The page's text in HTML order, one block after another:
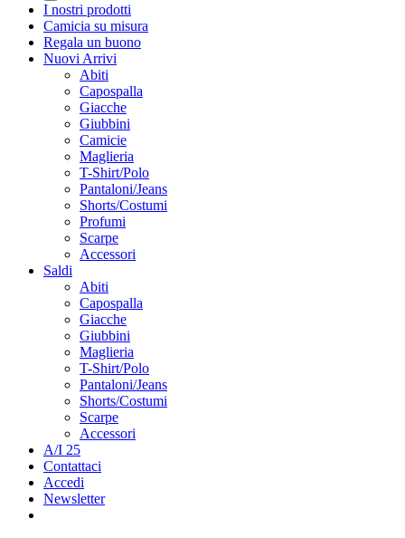
I nostri prodotti
Camicia su misura
Regala un buono
Nuovi Arrivi
Abiti
Capospalla
Giacche
Giubbini
Camicie
Maglieria
T-Shirt/Polo
Pantaloni/Jeans
Shorts/Costumi
Profumi
Scarpe
Accessori
Saldi
Abiti
Capospalla
Giacche
Giubbini
Maglieria
T-Shirt/Polo
Pantaloni/Jeans
Shorts/Costumi
Scarpe
Accessori
A/I 25
Contattaci
Accedi
Newsletter